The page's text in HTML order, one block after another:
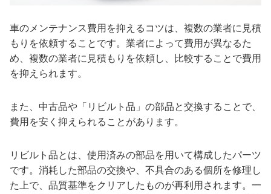
車のメンテナンス費用を抑えるコツは、複数の業者に見積
もりを依頼することです。業者によって費用が異なるた
め、複数の業者に見積もりを依頼し、比較することで費用
を抑えられます。
また、中古品や「リビルト品」の部品と交換することで、
費用を安く抑えられることがあります。
リビルト品とは、使用済みの部品を用いて構成したパーツ
です。消耗した部品の交換や、不具合のある個所を修理し
た上で、品質基準をクリアしたものが再利用されます。一